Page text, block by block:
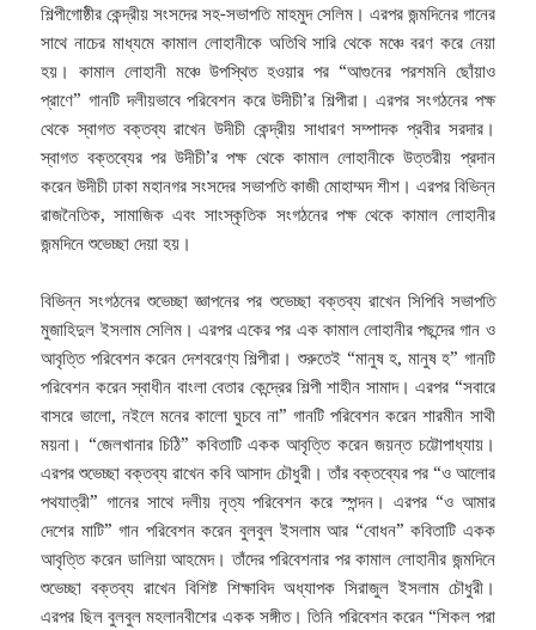
শিল্পীগোষ্ঠীর কেন্দ্রীয় সংসদের সহ-সভাপতি মাহমুদ সেলিম। এরপর জন্মদিনের গানের
সাথে নাচের মাধ্যমে কামাল লোহানীকে অতিথি সারি থেকে মঞ্চে বরণ করে নেয়া
হয়। কামাল লোহানী মঞ্চে উপস্থিত হওয়ার পর “আগুনের পরশমনি ছোঁয়াও
প্রাণে” গানটি দলীয়ভাবে পরিবেশন করে উদীচী’র শিল্পীরা। এরপর সংগঠনের পক্ষ
থেকে স্বাগত বক্তব্য রাখেন উদীচী কেন্দ্রীয় সাধারণ সম্পাদক প্রবীর সরদার।
স্বাগত বক্তব্যের পর উদীচী’র পক্ষ থেকে কামাল লোহানীকে উত্তরীয় প্রদান
করেন উদীচী ঢাকা মহানগর সংসদের সভাপতি কাজী মোহাম্মদ শীশ। এরপর বিভিন্ন
রাজনৈতিক, সামাজিক এবং সাংস্কৃতিক সংগঠনের পক্ষ থেকে কামাল লোহানীর
জন্মদিনে শুভেচ্ছা দেয়া হয়।
বিভিন্ন সংগঠনের শুভেচ্ছা জ্ঞাপনের পর শুভেচ্ছা বক্তব্য রাখেন সিপিবি সভাপতি
মুজাহিদুল ইসলাম সেলিম। এরপর একের পর এক কামাল লোহানীর পছন্দের গান ও
আবৃত্তি পরিবেশন করেন দেশবরেণ্য শিল্পীরা। শুরুতেই “মানুষ হ, মানুষ হ” গানটি
পরিবেশন করেন স্বাধীন বাংলা বেতার কেন্দ্রের শিল্পী শাহীন সামাদ। এরপর “সবারে
বাসরে ভালো, নইলে মনের কালো ঘুচবে না” গানটি পরিবেশন করেন শারমীন সাথী
ময়না। “জেলখানার চিঠি” কবিতাটি একক আবৃত্তি করেন জয়ন্ত চট্টোপাধ্যায়।
এরপর শুভেচ্ছা বক্তব্য রাখেন কবি আসাদ চৌধুরী। তাঁর বক্তব্যের পর “ও আলোর
পথযাত্রী” গানের সাথে দলীয় নৃত্য পরিবেশন করে স্পন্দন। এরপর “ও আমার
দেশের মাটি” গান পরিবেশন করেন বুলবুল ইসলাম আর “বোধন” কবিতাটি একক
আবৃত্তি করেন ডালিয়া আহমেদ। তাঁদের পরিবেশনার পর কামাল লোহানীর জন্মদিনে
শুভেচ্ছা বক্তব্য রাখেন বিশিষ্ট শিক্ষাবিদ অধ্যাপক সিরাজুল ইসলাম চৌধুরী।
এরপর ছিল বুলবুল মহলানবীশের একক সঙ্গীত। তিনি পরিবেশন করেন “শিকল পরা